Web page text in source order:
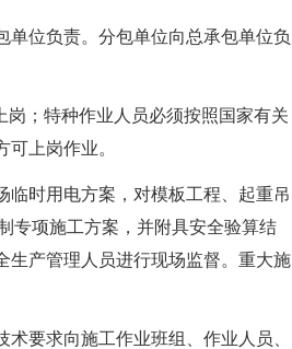
位负责。分包单位向总承包单位负
；特种作业人员必须按照国家有关
上岗作业。
时用电方案，对模板工程、起重吊
专项施工方案，并附具安全验算结
生产管理人员进行现场监督。重大施
要求向施工作业班组、作业人员、